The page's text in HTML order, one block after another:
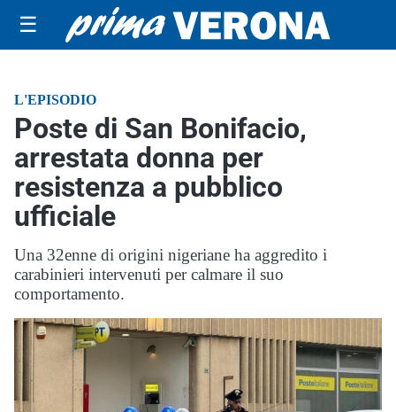
☰
L'EPISODIO
Poste di San Bonifacio,
arrestata donna per
resistenza a pubblico
ufficiale
Una 32enne di origini nigeriane ha aggredito i
carabinieri intervenuti per calmare il suo
comportamento.